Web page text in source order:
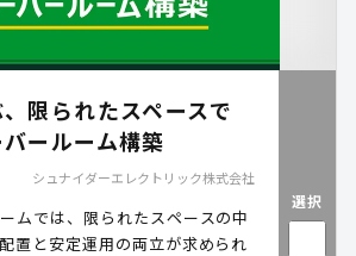
限られたスペースで
ールーム構築
シュナイダーエレクトリック株式会社
ムでは、限られたスペースの中
置と安定運用の両立が求められ
選択